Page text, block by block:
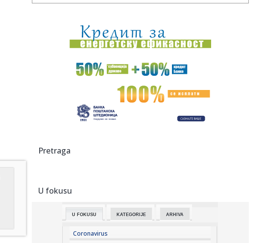
00:22:Žene koje žele nezaboravan seks moraju da rade ove tri
stvari
00:18:Bugatti najavljuje novi jedinstveni automobil
Drama na plaži u Italiji! Doktorka iz Beograda pritrčala
00:02:Na današnji dan, 6. avgust
23:46:
23:38: Lara Gut-Behrami završila karijeru
Pretraga
U fokusu
U FOKUSU KATEGORIJE ARHIVA
Coronavirus